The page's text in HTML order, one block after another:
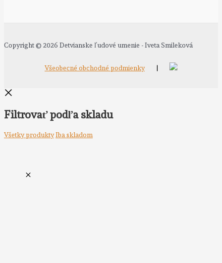
Copyright © 2026 Detvianske ľudové umenie - Iveta Smileková
Všeobecné obchodné podmienky |
Filtrovať podľa skladu
Všetky produktyIba skladom